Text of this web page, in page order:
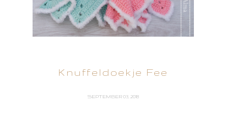
Knuffeldoekje Fee
SEPTEMBER 03, 2018